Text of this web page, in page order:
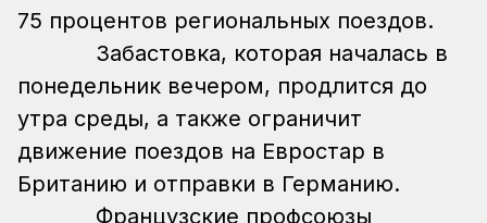
75 процентов региональных поездов.
Забастовка, которая началась в
понедельник вечером, продлится до
утра среды, а также ограничит
движение поездов на Евростар в
Британию и отправки в Германию.
Французские профсоюзы